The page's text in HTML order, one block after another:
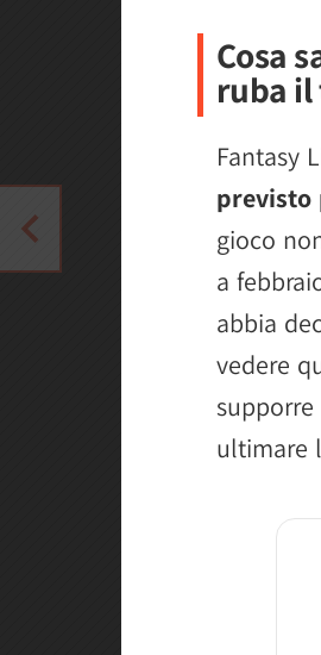
Cosa
ruba
Fantasy
previsto
gioco
a
abbia
vedere
ultimare